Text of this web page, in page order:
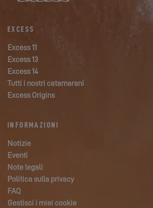
EXCESS
Excess 11
Excess 13
Excess 14
Tutti i nostri catamarani
Excess Origins
INFORMAZIONI
Notizie
Eventi
Note legali
Politica sulla privacy
FAQ
Gestisci i miei cookie